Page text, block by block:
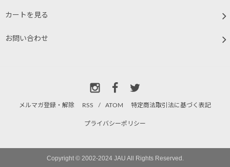
カートを見る
お問い合わせ
メルマガ登録・解除 RSS / ATOM 特定商法取引法に基づく表記
プライバシーポリシー
Copyright © 2002-2024 JAU All Rights Reserved.